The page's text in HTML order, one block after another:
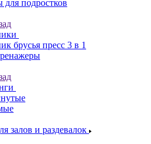
для подростков
брусья пресс 3 в 1
залов и раздевалок